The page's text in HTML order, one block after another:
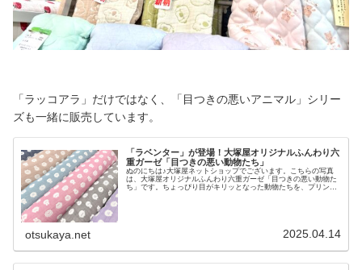
「ラッコアラ」だけではなく、「目つきの悪いアニマル」シリー
ズも一緒に販売しています。
「ラベンター」が登場！大塚屋オリジナルふんわり六
重ガーゼ「目つきの悪い動物たち」
ぬのにちは♪大塚屋ネットショップでございます。こちらの写真
は、大塚屋オリジナルふんわり六重ガーゼ「目つきの悪い動物た
ち」です。ちょっぴり目がキリッとなった動物たちを、プリント
ひ、以下のリンクより商品ページをご覧の上、お好みのカラーを
悪い動物たち」（リン
otsukaya.net 2025.04.14